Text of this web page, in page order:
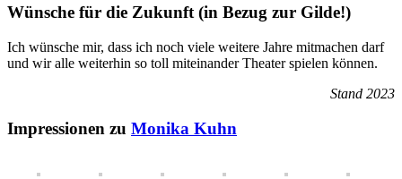
Wünsche für die Zukunft (in Bezug zur Gilde!)
Ich wünsche mir, dass ich noch viele weitere Jahre mitmachen darf
und wir alle weiterhin so toll miteinander Theater spielen können.
Stand 2023
Impressionen zu Monika Kuhn